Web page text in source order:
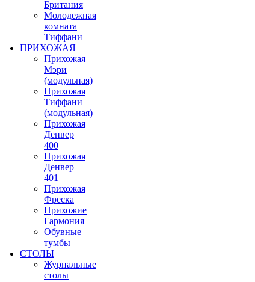
Британия
Молодежная
комната
Тиффани
ПРИХОЖАЯ
Прихожая
Мэри
(модульная)
Прихожая
Тиффани
(модульная)
Прихожая
Денвер
400
Прихожая
Денвер
401
Прихожая
Фреска
Прихожие
Гармония
Обувные
тумбы
СТОЛЫ
Журнальные
столы